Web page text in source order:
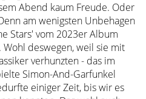
Abend kaum Freude. Oder
am wenigsten Unbehagen
Stars' vom 2023er Album
deswegen, weil sie mit
verhunzten - das im
Simon-And-Garfunkel
einiger Zeit, bis wir es